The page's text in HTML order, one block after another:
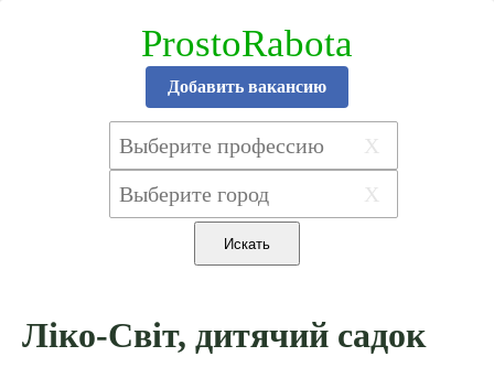
ProstoRabota
Добавить вакансию
X
X
Ліко-Світ, дитячий садок